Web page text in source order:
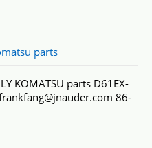
parts
KOMATSU parts D61EX-
86-